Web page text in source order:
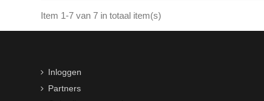
Item 1-7 van 7 in totaal item(s)
Inloggen
Partners